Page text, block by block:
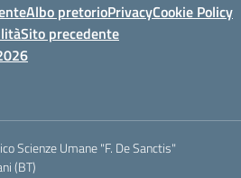
Albo pretorioPrivacyCookie Policy
Sito precedente
Scienze Umane "F. De Sanctis"
(BT)